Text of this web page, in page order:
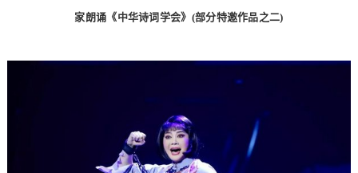
家朗诵《中华诗词学会》(部分特邀作品之二)